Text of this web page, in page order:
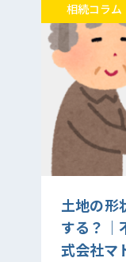
土地の形
する？｜
式会社マ
相続コラム